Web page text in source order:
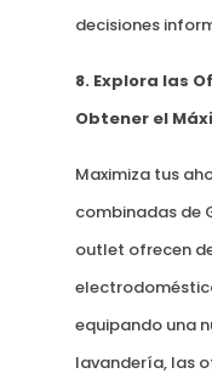
decisiones
8. Explora las
Obtener el
Maximiza tus
combinadas de
outlet ofrecen
equipando una
lavandería, las